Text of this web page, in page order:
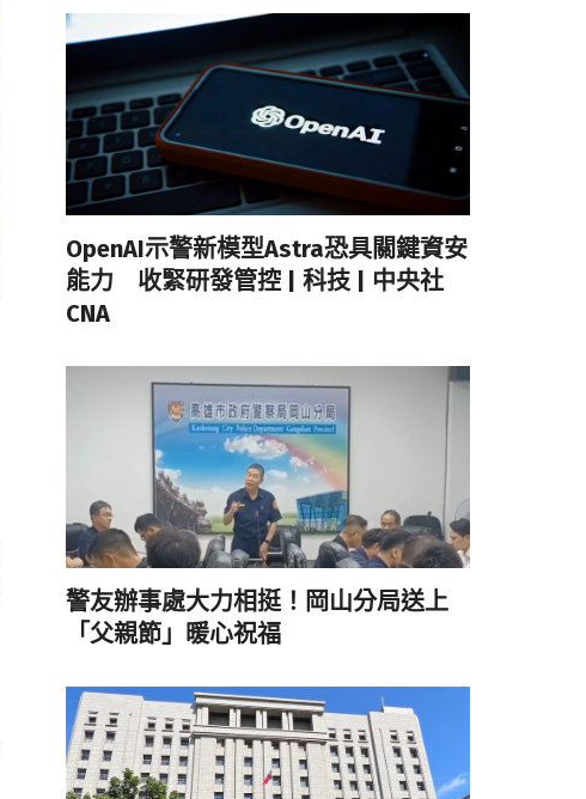
OpenAI示警新模型Astra恐具關鍵資安
能力 收緊研發管控 | 科技 | 中央社
CNA
警友辦事處大力相挺！岡山分局送上
「父親節」暖心祝福